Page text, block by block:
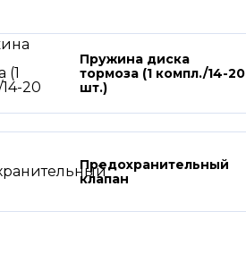
Пружина диска
тормоза (1 компл./14-20
шт.)
Предохранительный
клапан